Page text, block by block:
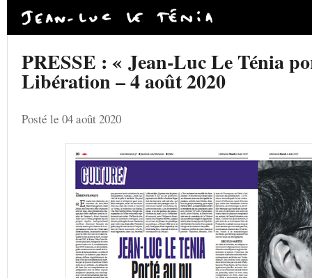
PRESSE : « Jean-Luc Le Ténia
Libération – 4 août 2020
Posté le 04 août 2020